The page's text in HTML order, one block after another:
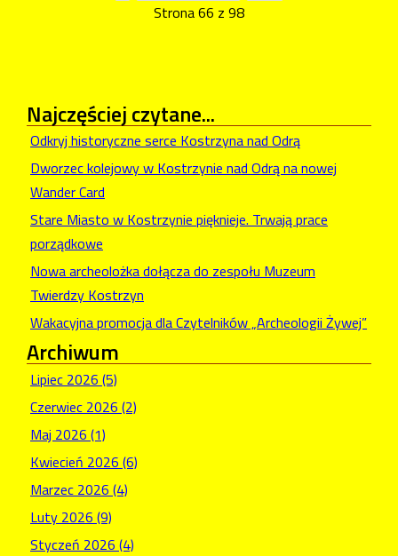
Strona 66 z 98
Najczęściejczytane...
Odkryj historyczne serce Kostrzyna nad Odrą
Dworzec kolejowy w Kostrzynie nad Odrą na nowej
Wander Card
Stare Miasto w Kostrzynie pięknieje. Trwają prace
porządkowe
Nowa archeolożka dołącza do zespołu Muzeum
Twierdzy Kostrzyn
Wakacyjna promocja dla Czytelników „Archeologii Żywej”
Archiwum
Lipiec 2026 (5)
Czerwiec 2026 (2)
Maj 2026 (1)
Kwiecień 2026 (6)
Marzec 2026 (4)
Luty 2026 (9)
Styczeń 2026 (4)